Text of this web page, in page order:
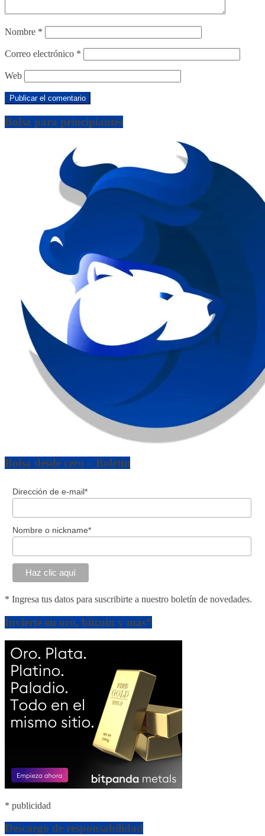
Nombre *
Correo electrónico *
Web
Bolsa para principiantes
Bolsa desde cero – Boletín
Dirección de e-mail*
Nombre o nickname*
* Ingresa tus datos para suscribirte a nuestro boletín de novedades.
Invierte en oro, bitcoin y más*
* publicidad
Descargo de responsabilidad